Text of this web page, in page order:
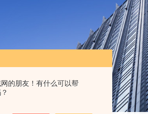
的朋友！有什么可以帮